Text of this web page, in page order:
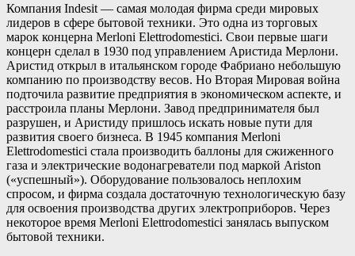
Компания Indesit — самая молодая фирма среди мировых
лидеров в сфере бытовой техники. Это одна из торговых
марок концерна Merloni Elettrodomestici. Свои первые шаги
концерн сделал в 1930 под управлением Аристида Мерлони.
Аристид открыл в итальянском городе Фабриано небольшую
компанию по производству весов. Но Вторая Мировая война
подточила развитие предприятия в экономическом аспекте, и
расстроила планы Мерлони. Завод предпринимателя был
разрушен, и Аристиду пришлось искать новые пути для
развития своего бизнеса. В 1945 компания Merloni
Elettrodomestici стала производить баллоны для сжиженного
газа и электрические водонагреватели под маркой Ariston
(«успешный»). Оборудование пользовалось неплохим
спросом, и фирма создала достаточную технологическую базу
для освоения производства других электроприборов. Через
некоторое время Merloni Elettrodomestici занялась выпуском
бытовой техники.